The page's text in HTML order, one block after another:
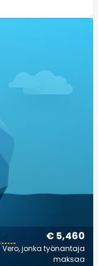
€ 5,460
Vero, jonka työnantaja
maksaa